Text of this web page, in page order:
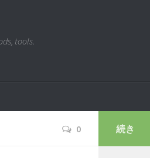
tools.
0 続き